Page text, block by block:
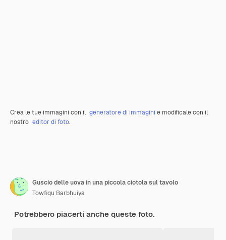
Crea le tue immagini con il generatore di immagini e modificale con il
nostro editor di foto.
Guscio delle uova in una piccola ciotola sul tavolo
Towfiqu Barbhuiya
Potrebbero piacerti anche queste foto.